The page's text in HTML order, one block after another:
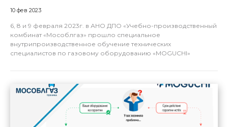
10 фев 2023
6, 8 и 9 февраля 2023г. в АНО ДПО «Учебно-производственный
комбинат «Мособлгаз» прошло специальное
внутрипроизводственное обучение технических
специалистов по газовому оборудованию «MOGUCHI»